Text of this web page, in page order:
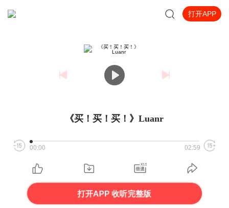
打开APP
《买！买！买！》Luanr
00:00 02:59
打开APP 收听完整版